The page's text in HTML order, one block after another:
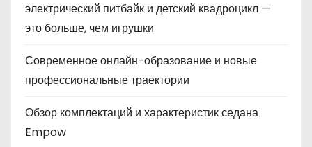
электрический питбайк и детский квадроцикл —
это больше, чем игрушки
Современное онлайн-образование и новые
профессиональные траектории
Обзор комплектаций и характеристик седана
Empow